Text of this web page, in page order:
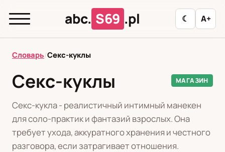
abc. S69 .pl ☾ A+
abc.
Л
М Н О П Р С Т
У
Ф
Ц Ш Э
Словарь/Секс-куклы
Секс-куклы МАГАЗИН
Секс-кукла - реалистичный интимный манекен
для соло-практик и фантазий взрослых. Она
требует ухода, аккуратного хранения и честного
разговора, если затрагивает отношения.